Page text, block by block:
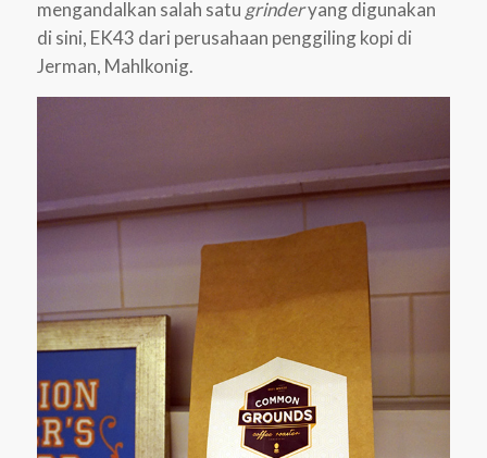
mengandalkan salah satu grinderyang digunakan
di sini, EK43 dari perusahaan penggiling kopi di
Jerman, Mahlkonig.